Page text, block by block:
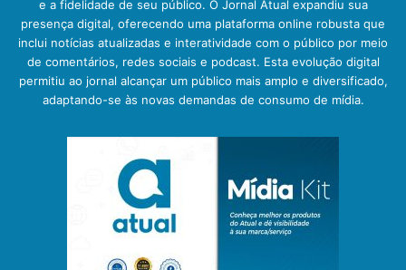
e a fidelidade de seu público. O Jornal Atual expandiu sua
presença digital, oferecendo uma plataforma online robusta que
inclui notícias atualizadas e interatividade com o público por meio
de comentários, redes sociais e podcast. Esta evolução digital
permitiu ao jornal alcançar um público mais amplo e diversificado,
adaptando-se às novas demandas de consumo de mídia.